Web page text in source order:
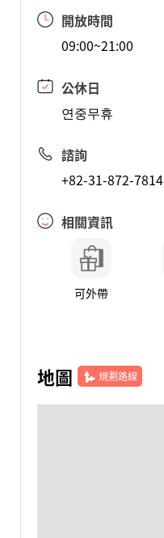
開放時間
09:00~21:00
公休日
연중무휴
諮詢
+82-31-872-7814
相關資訊
可外帶
地圖 規劃路線